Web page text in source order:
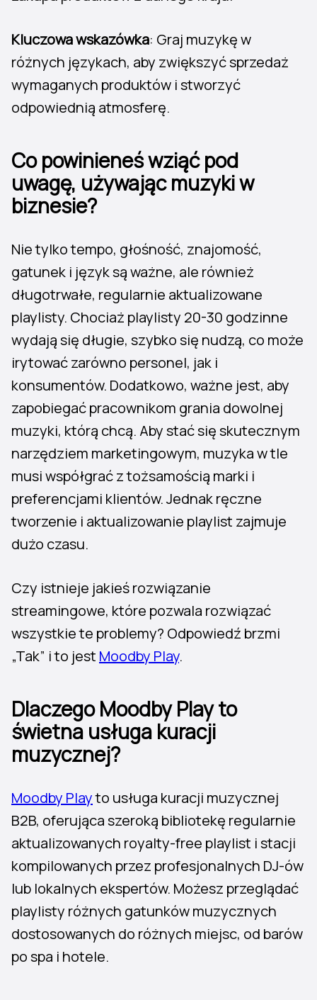
Kluczowa wskazówka: Graj muzykę w
różnych językach, aby zwiększyć sprzedaż
wymaganych produktów i stworzyć
odpowiednią atmosferę.
Co powinieneś wziąć pod
uwagę, używając muzyki w
biznesie?
Nie tylko tempo, głośność, znajomość,
gatunek i język są ważne, ale również
długotrwałe, regularnie aktualizowane
playlisty. Chociaż playlisty 20-30 godzinne
wydają się długie, szybko się nudzą, co może
irytować zarówno personel, jak i
konsumentów. Dodatkowo, ważne jest, aby
zapobiegać pracownikom grania dowolnej
muzyki, którą chcą. Aby stać się skutecznym
narzędziem marketingowym, muzyka w tle
musi współgrać z tożsamością marki i
preferencjami klientów. Jednak ręczne
tworzenie i aktualizowanie playlist zajmuje
dużo czasu.
Czy istnieje jakieś rozwiązanie
streamingowe, które pozwala rozwiązać
wszystkie te problemy? Odpowiedź brzmi
„Tak” i to jest Moodby Play.
Dlaczego Moodby Play to
świetna usługa kuracji
muzycznej?
Moodby Playto usługa kuracji muzycznej
B2B, oferująca szeroką bibliotekę regularnie
aktualizowanych royalty-free playlist i stacji
kompilowanych przez profesjonalnych DJ-ów
lub lokalnych ekspertów. Możesz przeglądać
playlisty różnych gatunków muzycznych
dostosowanych do różnych miejsc, od barów
po spa i hotele.